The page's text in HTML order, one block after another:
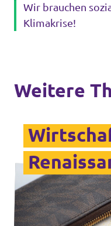
Wir brauchen
Klimakrise!
Weitere